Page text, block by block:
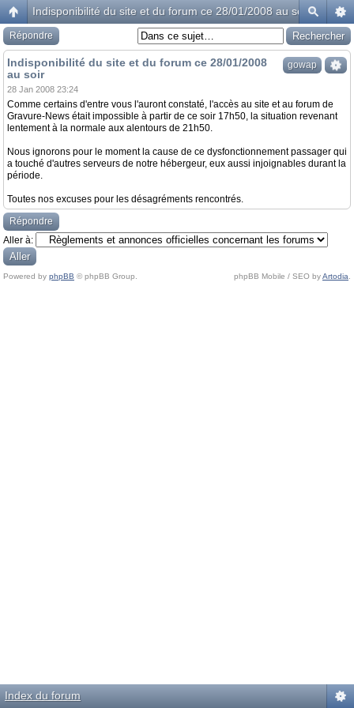
Indisponibilité du site et du forum ce 28/01/2008 au soir
Répondre
gowap
Indisponibilité du site et du forum ce 28/01/2008
au soir
28 Jan 2008 23:24
Comme certains d'entre vous l'auront constaté, l'accès au site et au forum de
Gravure-News était impossible à partir de ce soir 17h50, la situation revenant
lentement à la normale aux alentours de 21h50.
Nous ignorons pour le moment la cause de ce dysfonctionnement passager qui
a touché d'autres serveurs de notre hébergeur, eux aussi injoignables durant la
période.
Toutes nos excuses pour les désagréments rencontrés.
Répondre
Aller à:
Powered by phpBB © phpBB Group. phpBB Mobile / SEO byArtodia
Index du forum